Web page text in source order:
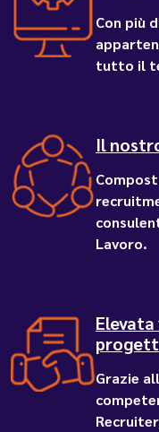
Con più
tutto il
Il
Lavoro.
Grazie